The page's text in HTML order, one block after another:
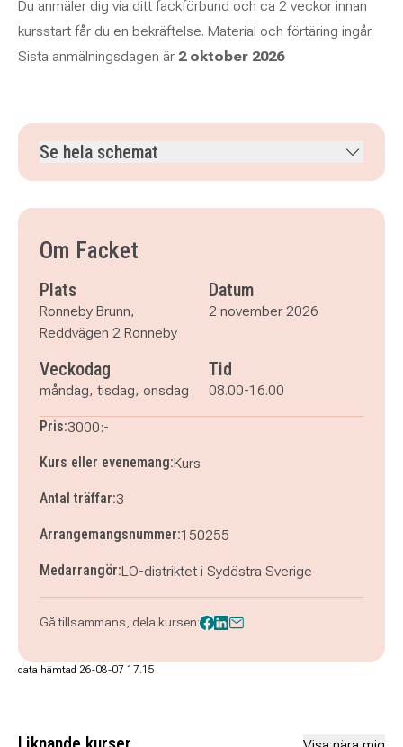
Du anmäler dig via ditt fackförbund och ca 2 veckor innan
kursstart får du en bekräftelse. Material och förtäring ingår.
Sista anmälningsdagen är 2 oktober 2026
Se hela schemat
onsdag 4 november 2026
Om Facket
Plats
Ronneby Brunn,
Reddvägen 2 Ronneby
Datum
2 november 2026
Veckodag
måndag, tisdag, onsdag
Tid
08.00-16.00
Pris:3000:-
Kurs eller evenemang:Kurs
Antal träffar:3
Arrangemangsnummer:150255
Medarrangör:LO-distriktet i Sydöstra Sverige
Gå tillsammans, dela kursen:
data hämtad 26-08-07 17.15